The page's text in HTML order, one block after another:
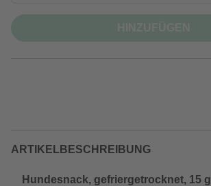
ARTIKELBESCHREIBUNG
Hundesnack, gefriergetrocknet, 15 g